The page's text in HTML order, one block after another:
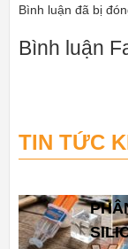
Bình luận đã bị
Bình luận
TIN TỨC